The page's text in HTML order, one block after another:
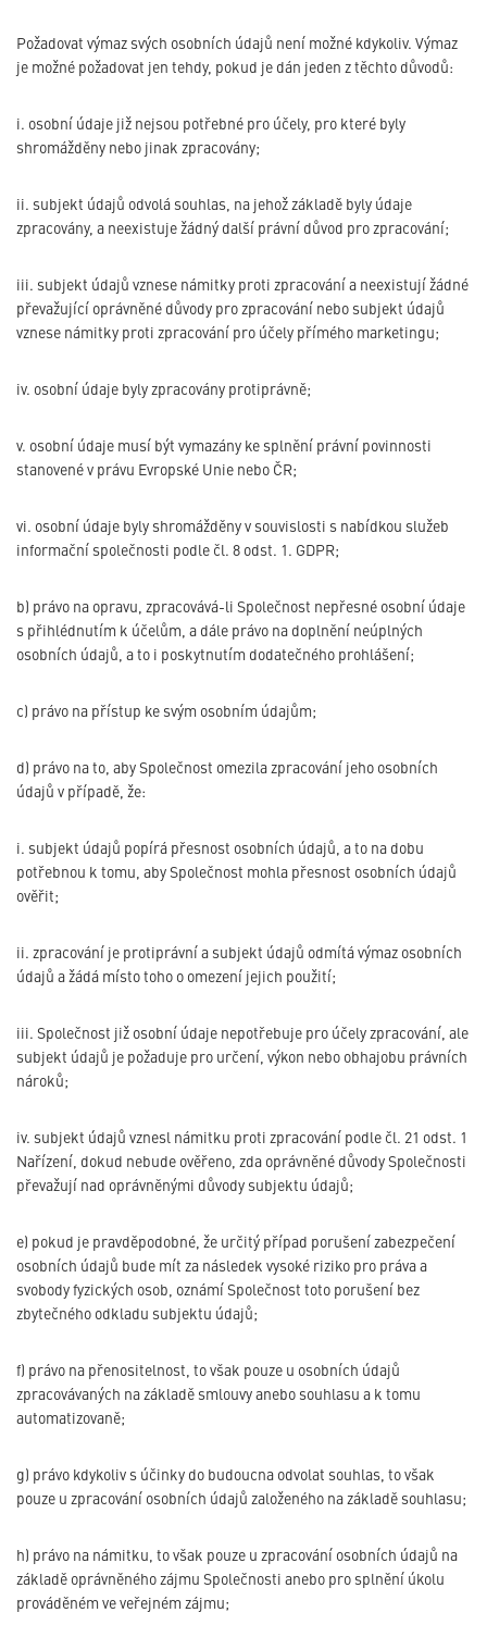
Požadovat výmaz svých osobních údajů není možné kdykoliv. Výmaz
je možné požadovat jen tehdy, pokud je dán jeden z těchto důvodů:
i. osobní údaje již nejsou potřebné pro účely, pro které byly
shromážděny nebo jinak zpracovány;
ii. subjekt údajů odvolá souhlas, na jehož základě byly údaje
zpracovány, a neexistuje žádný další právní důvod pro zpracování;
iii. subjekt údajů vznese námitky proti zpracování a neexistují žádné
převažující oprávněné důvody pro zpracování nebo subjekt údajů
vznese námitky proti zpracování pro účely přímého marketingu;
iv. osobní údaje byly zpracovány protiprávně;
v. osobní údaje musí být vymazány ke splnění právní povinnosti
stanovené v právu Evropské Unie nebo ČR;
vi. osobní údaje byly shromážděny v souvislosti s nabídkou služeb
informační společnosti podle čl. 8 odst. 1. GDPR;
b) právo na opravu, zpracovává-li Společnost nepřesné osobní údaje
s přihlédnutím k účelům, a dále právo na doplnění neúplných
osobních údajů, a to i poskytnutím dodatečného prohlášení;
c) právo na přístup ke svým osobním údajům;
d) právo na to, aby Společnost omezila zpracování jeho osobních
údajů v případě, že:
i. subjekt údajů popírá přesnost osobních údajů, a to na dobu
potřebnou k tomu, aby Společnost mohla přesnost osobních údajů
ověřit;
ii. zpracování je protiprávní a subjekt údajů odmítá výmaz osobních
údajů a žádá místo toho o omezení jejich použití;
iii. Společnost již osobní údaje nepotřebuje pro účely zpracování, ale
subjekt údajů je požaduje pro určení, výkon nebo obhajobu právních
nároků;
iv. subjekt údajů vznesl námitku proti zpracování podle čl. 21 odst. 1
Nařízení, dokud nebude ověřeno, zda oprávněné důvody Společnosti
převažují nad oprávněnými důvody subjektu údajů;
e) pokud je pravděpodobné, že určitý případ porušení zabezpečení
osobních údajů bude mít za následek vysoké riziko pro práva a
svobody fyzických osob, oznámí Společnost toto porušení bez
zbytečného odkladu subjektu údajů;
f) právo na přenositelnost, to však pouze u osobních údajů
zpracovávaných na základě smlouvy anebo souhlasu a k tomu
automatizovaně;
g) právo kdykoliv s účinky do budoucna odvolat souhlas, to však
pouze u zpracování osobních údajů založeného na základě souhlasu;
h) právo na námitku, to však pouze u zpracování osobních údajů na
základě oprávněného zájmu Společnosti anebo pro splnění úkolu
prováděném ve veřejném zájmu;